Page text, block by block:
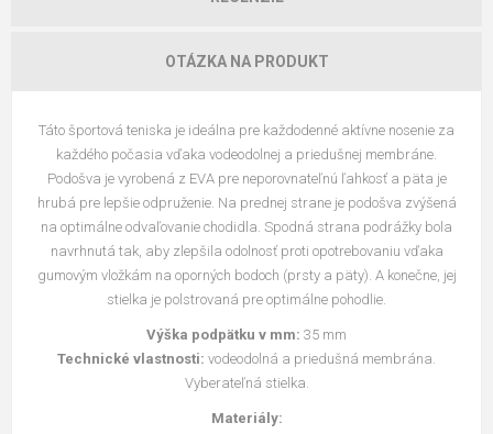
OTÁZKA NA PRODUKT
Táto športová teniska je ideálna pre každodenné aktívne nosenie za
každého počasia vďaka vodeodolnej a priedušnej membráne.
Podošva je vyrobená z EVA pre neporovnateľnú ľahkosť a päta je
hrubá pre lepšie odpruženie. Na prednej strane je podošva zvýšená
na optimálne odvaľovanie chodidla. Spodná strana podrážky bola
navrhnutá tak, aby zlepšila odolnosť proti opotrebovaniu vďaka
gumovým vložkám na oporných bodoch (prsty a päty). A konečne, jej
stielka je polstrovaná pre optimálne pohodlie.
Výška podpätku v mm: 35 mm
Technické vlastnosti: vodeodolná a priedušná membrána.
Vyberateľná stielka.
Materiály: